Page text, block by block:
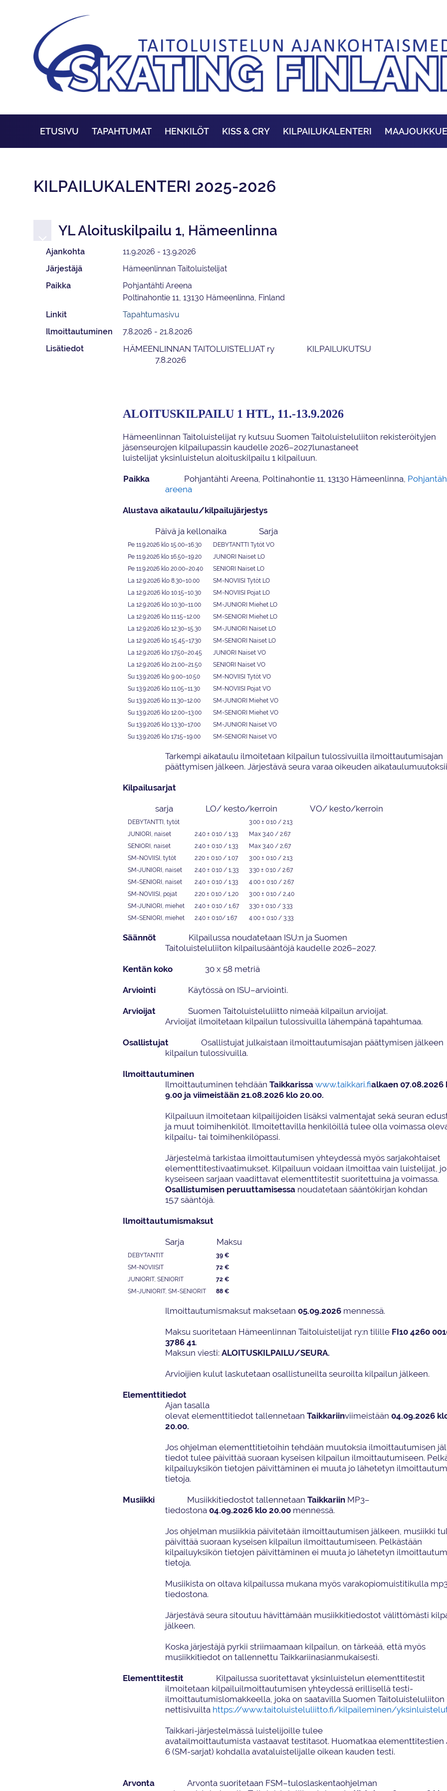
ETUSIVU TAPAHTUMAT HENKILÖT KISS & CRY KILPAILUKALENTERI MAAJOUKKUE
KILPAILUKALENTERI 2025-2026
YL Aloituskilpailu 1, Hämeenlinna
Ajankohta
11.9.2026 - 13.9.2026
Järjestäjä
Hämeenlinnan Taitoluistelijat
Paikka
Pohjantähti Areena
Poltinahontie 11, 13130 Hämeenlinna, Finland
Linkit
Tapahtumasivu
Ilmoittautuminen
7.8.2026 - 21.8.2026
Lisätiedot
HÄMEENLINNAN TAITOLUISTELIJAT ry
KILPAILUKUTSU
7.8.2026
ALOITUSKILPAILU 1 HTL, 11.-13.9.2026
Hämeenlinnan Taitoluistelijat ry kutsuu Suomen Taitoluisteluliiton rekisteröityjen
jäsenseurojen kilpailupassin kaudelle 2026–2027lunastaneet
luistelijat yksinluistelun aloituskilpailu 1 kilpailuun.
Paikka Pohjantähti Areena, Poltinahontie 11, 13130 Hämeenlinna,
areena
Alustava aikataulu/kilpailujärjestys
Päivä ja kellonaika Sarja
Pe 11.9.2026 klo 15.00–16.30 DEBYTANTTI Tytöt VO
Pe 11.9.2026 klo 16.50–19.20 JUNIORI Naiset LO
Pe 11.9.2026 klo 20.00–20.40 SENIORI Naiset LO
La 12.9.2026 klo 8.30–10.00 SM-NOVIISI Tytöt LO
La 12.9.2026 klo 10.15–10.30 SM-NOVIISI Pojat LO
La 12.9.2026 klo 10.30–11.00 SM-JUNIORI Miehet LO
La 12.9.2026 klo 11.15–12.00 SM-SENIORI Miehet LO
La 12.9.2026 klo 12.30–15.30 SM-JUNIORI Naiset LO
La 12.9.2026 klo 15.45–17.30 SM-SENIORI Naiset LO
La 12.9.2026 klo 17.50–20.45 JUNIORI Naiset VO
La 12.9.2026 klo 21.00–21.50 SENIORI Naiset VO
Su 13.9.2026 klo 9.00–10.50 SM-NOVIISI Tytöt VO
Su 13.9.2026 klo 11.05–11.30 SM-NOVIISI Pojat VO
Su 13.9.2026 klo 11.30–12.00 SM-JUNIORI Miehet VO
Su 13.9.2026 klo 12.00–13.00 SM-SENIORI Miehet VO
Su 13.9.2026 klo 13.30–17.00 SM-JUNIORI Naiset VO
Su 13.9.2026 klo 17.15–19.00 SM-SENIORI Naiset VO
Tarkempi aikataulu ilmoitetaan kilpailun tulossivuilla ilmoittautumisajan
päättymisen jälkeen. Järjestävä seura varaa oikeuden
Kilpailusarjat
sarja LO/ kesto/kerroin VO/ kesto/kerroin
DEBYTANTTI , tytöt 3:00 ± 0:10 / 2.13
JUNIORI, naiset 2:40 ± 0:10 / 1.33 Max 3:40 / 2.67
SENIORI , naiset 2:40 ± 0:10 / 1.33 Max 3:40 / 2,67
SM-NOVIISI, tytöt 2:20 ± 0:10 / 1.07 3:00 ± 0:10 / 2.13
SM-JUNIORI, naiset 2:40 ± 0:10 / 1,33 3:30 ± 0:10 / 2.67
SM-SENIORI, naiset 2:40 ± 0:10 / 1.33 4:00 ± 0:10 / 2.67
SM-NOVIISI, pojat 2:20 ± 0:10 / 1,20 3:00 ± 0:10 / 2,40
SM-JUNIORI, miehet 2:40 ± 0:10 / 1,67 3:30 ± 0:10 / 3.33
SM-SENIORI, miehet 2:40 ± 0:10/ 1.67 4:00 ± 0:10 / 3.33
Säännöt Kilpailussa noudatetaan ISU:n ja Suomen
Taitoluisteluliiton kilpailusääntöjä kaudelle 2026–2027.
Kentän koko 30 x 58 metriä
Arviointi Käytössä on ISU–arviointi.
Arvioijat Suomen Taitoluisteluliitto nimeää kilpailun arvioijat.
Arvioijat ilmoitetaan kilpailun tulossivuilla lähempänä tapahtumaa.
Osallistujat
Osallistujat julkaistaan ilmoittautumisajan päättymisen jälkeen
kilpailun tulossivuilla.
Ilmoittautuminen
Ilmoittautuminen tehdään Taikkarissa www.taikkari.fialkaen 07.08.2026
9.00 ja viimeistään 21.08.2026 klo 20.00.
Kilpailuun ilmoitetaan kilpailijoiden lisäksi valmentajat sekä seuran
ja muut toimihenkilöt. Ilmoitettavilla henkilöillä tulee olla voimassa
kilpailu- tai toimihenkilöpassi.
Järjestelmä tarkistaa ilmoittautumisen yhteydessä myös sarjakohtaiset
elementtitestivaatimukset. Kilpailuun voidaan ilmoittaa vain luistelijat,
kyseiseen sarjaan vaadittavat elementtitestit suoritettuina ja voimassa.
Osallistumisen peruuttamisessa noudatetaan sääntökirjan kohdan
15.7 sääntöjä.
Ilmoittautumismaksut
Sarja Maksu
DEBYTANT IT
39 €
SM-NOVIISI T 72 €
JUNIORIT, SENIORIT
72 €
SM-JUNIORIT, SM-SENIORIT
88 €
Ilmoittautumismaksut maksetaan 05.09.2026 mennessä.
Maksu suoritetaan Hämeenlinnan Taitoluistelijat ry:n tilille FI10 4260
3786 41.
Maksun viesti: ALOITUSKILPAILU/SEURA.
Arvioijien kulut laskutetaan osallistuneilta seuroilta kilpailun jälkeen.
Elementtitiedot
Ajan tasalla
olevat elementtitiedot tallennetaan Taikkariinviimeistään 04.09.2026
20.00.
Jos ohjelman elementtitietoihin tehdään muutoksia ilmoittautumisen
tiedot tulee päivittää suoraan kyseisen kilpailun ilmoittautumiseen.
kilpailuyksikön tietojen päivittäminen ei muuta jo lähetetyn
tietoja.
Musiikki Musiikkitiedostot tallennetaan Taikkariin MP3–
tiedostona 04.09.2026 klo 20.00 mennessä.
Jos ohjelman musiikkia päivitetään ilmoittautumisen jälkeen, musiikki
päivittää suoraan kyseisen kilpailun ilmoittautumiseen. Pelkästään
kilpailuyksikön tietojen päivittäminen ei muuta jo lähetetyn
tietoja.
Musiikista on oltava kilpailussa mukana myös varakopiomuistitikulla
tiedostona.
Järjestävä seura sitoutuu hävittämään musiikkitiedostot välittömästi
jälkeen.
Koska järjestäjä pyrkii striimaamaan kilpailun, on tärkeää, että myös
musiikkitiedot on tallennettu Taikkariinasianmukaisesti.
Elementtitestit
Kilpailussa suoritettavat yksinluistelun elementtitestit
ilmoitetaan kilpailuilmoittautumisen yhteydessä erillisellä testi-
ilmoittautumislomakkeella, joka on saatavilla Suomen Taitoluisteluliiton
nettisivuilta https://www.taitoluisteluliitto.fi/kilpaileminen/
Taikkari-järjestelmässä luistelijoille tulee
avatailmoittautumista vastaavat testitasot. Huomatkaa elementtitestien
6 (SM-sarjat) kohdalla avataluistelijalle oikean kauden testi.
Arvonta Arvonta suoritetaan FSM–tuloslaskentaohjelman